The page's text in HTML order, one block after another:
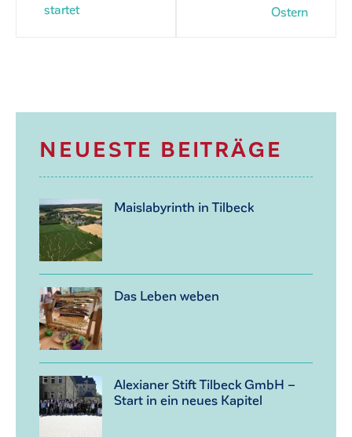
startet Ostern
NEUESTE BEITRÄGE
Maislabyrinth in Tilbeck
Das Leben weben
Alexianer Stift Tilbeck GmbH –
Start in ein neues Kapitel